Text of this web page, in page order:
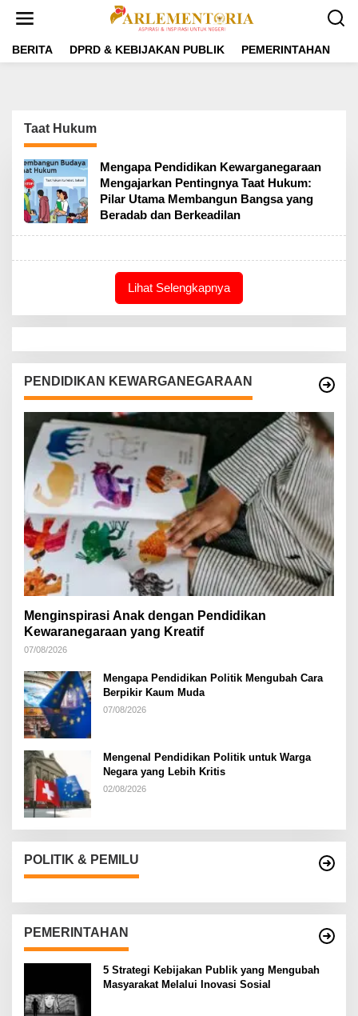
t
BERITA DPRD & KEBIJAKAN PUBLIK PEMERINTAHAN
Taat Hukum
Mengapa Pendidikan Kewarganegaraan
Mengajarkan Pentingnya Taat Hukum:
Pilar Utama Membangun Bangsa yang
Beradab dan Berkeadilan
Lihat Selengkapnya
PENDIDIKAN KEWARGANEGARAAN
Menginspirasi Anak dengan Pendidikan
Kewaranegaraan yang Kreatif
07/08/2026
Mengapa Pendidikan Politik Mengubah Cara
Berpikir Kaum Muda
07/08/2026
Mengenal Pendidikan Politik untuk Warga
Negara yang Lebih Kritis
02/08/2026
POLITIK & PEMILU
PEMERINTAHAN
5 Strategi Kebijakan Publik yang Mengubah
Masyarakat Melalui Inovasi Sosial